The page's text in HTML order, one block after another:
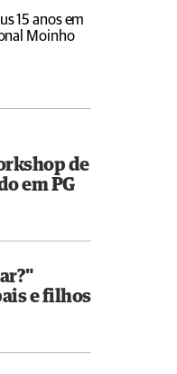
15 anos em
Moinho
de
em PG
e filhos